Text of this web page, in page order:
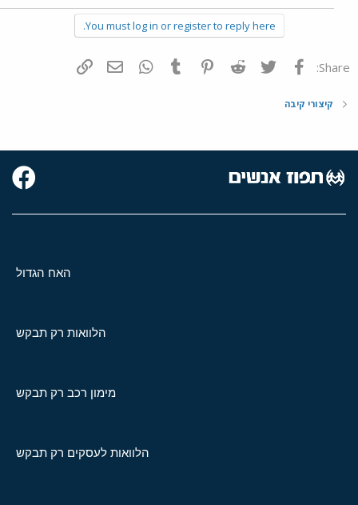
You must log in or register to reply here.
Share: פייסבוק Twitter
Reddit
Pinterest
Tumblr
WhatsAppדואר אלקטרוני
קיצורי קיבה
האח הגדול
הלוואות רק תבקש
מימון רכב רק תבקש
הלוואות לעסקים רק תבקש